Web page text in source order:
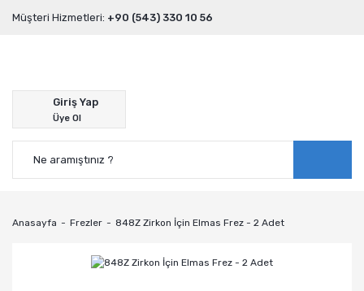
Müşteri Hizmetleri: +90 (543) 330 10 56
Giriş Yap
Üye Ol
Anasayfa Frezler 848Z Zirkon İçin Elmas Frez - 2 Adet